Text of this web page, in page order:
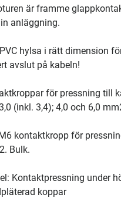
är framme
anläggning.
hylsa i rätt dimension
avslut på kabeln!
för pressning till
(inkl. 3,4); 4,0 och 6,0
kontaktkropp för
Bulk.
Kontaktpressning under
koppar